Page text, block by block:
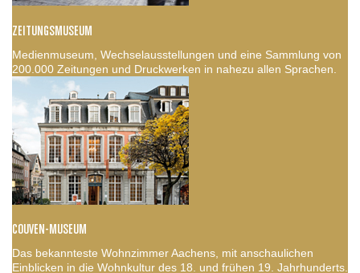
ZEITUNGSMUSEUM
Medienmuseum, Wechselausstellungen und eine Sammlung von
200.000 Zeitungen und Druckwerken in nahezu allen Sprachen.
COUVEN-MUSEUM
Das bekannteste Wohnzimmer Aachens, mit anschaulichen
Einblicken in die Wohnkultur des 18. und frühen 19. Jahrhunderts.